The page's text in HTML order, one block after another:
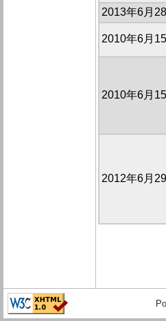
2013年6月
2010年6月
2010年6月
2012年6月